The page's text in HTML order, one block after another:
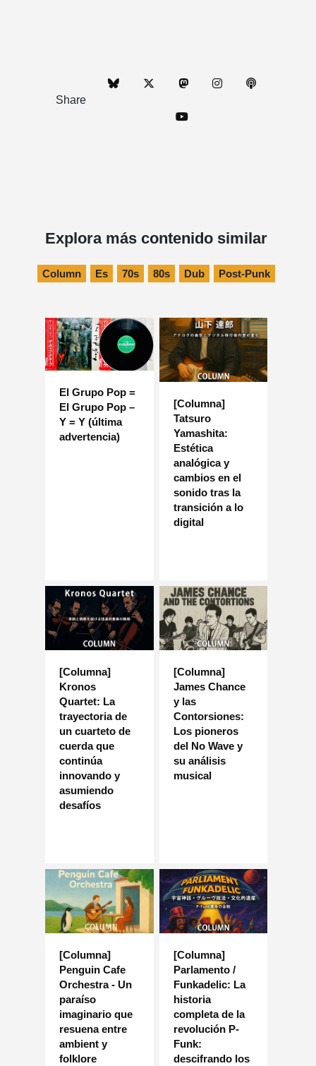
Share
Explora más contenido similar
Column Es 70s 80s Dub Post-Punk
El Grupo Pop =
El Grupo Pop –
Y = Y (última
advertencia)
[Columna]
Tatsuro
Yamashita:
Estética
analógica y
cambios en el
sonido tras la
transición a lo
digital
[Columna]
Kronos
Quartet: La
trayectoria de
un cuarteto de
cuerda que
continúa
innovando y
asumiendo
desafíos
[Columna]
James Chance
y las
Contorsiones:
Los pioneros
del No Wave y
su análisis
musical
[Columna]
Penguin Cafe
Orchestra - Un
paraíso
imaginario que
resuena entre
ambient y
folklore
[Columna]
Parlamento /
Funkadelic: La
historia
completa de la
revolución P-
Funk:
descifrando los